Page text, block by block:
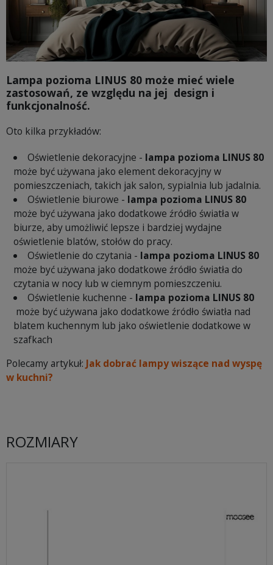
Lampa pozioma LINUS 80 może mieć wiele
zastosowań, ze względu na jej design i
funkcjonalność.
Oto kilka przykładów:
Oświetlenie dekoracyjne - lampa pozioma LINUS 80
może być używana jako element dekoracyjny w
pomieszczeniach, takich jak salon, sypialnia lub jadalnia.
Oświetlenie biurowe - lampa pozioma LINUS 80
może być używana jako dodatkowe źródło światła w
biurze, aby umożliwić lepsze i bardziej wydajne
oświetlenie blatów, stołów do pracy.
Oświetlenie do czytania - lampa pozioma LINUS 80
może być używana jako dodatkowe źródło światła do
czytania w nocy lub w ciemnym pomieszczeniu.
Oświetlenie kuchenne - lampa pozioma LINUS 80
może być używana jako dodatkowe źródło światła nad
blatem kuchennym lub jako oświetlenie dodatkowe w
szafkach
Polecamy artykuł: Jak dobrać lampy wiszące nad wyspę
w kuchni?
ROZMIARY